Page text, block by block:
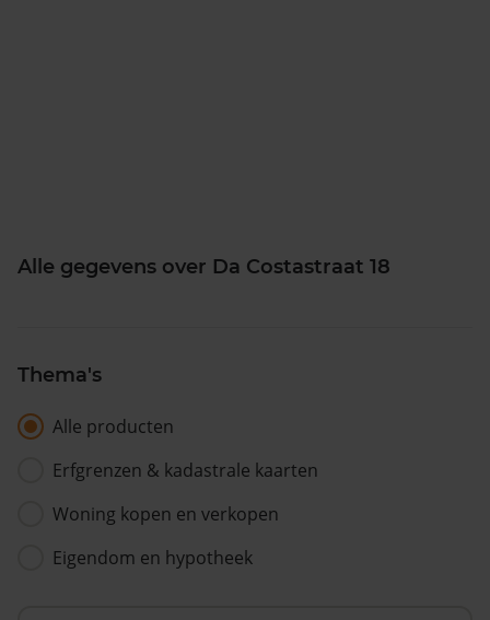
Alle gegevens over Da Costastraat 18
Thema's
Alle producten
Erfgrenzen & kadastrale kaarten
Woning kopen en verkopen
Eigendom en hypotheek